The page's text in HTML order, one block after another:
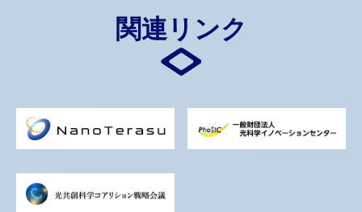
関連リンク